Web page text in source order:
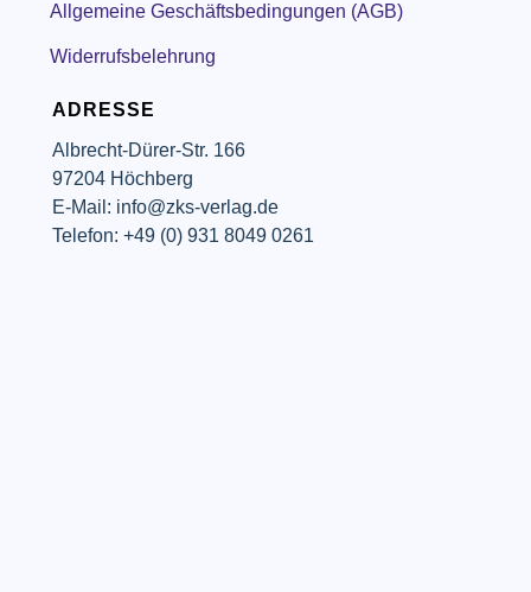
ADRESSE
Albrecht-Dürer-Str. 166
97204 Höchberg
E-Mail: info@zks-verlag.de
Telefon: +49 (0) 931 8049 0261
Allgemeine Geschäftsbedingungen (AGB)
Widerrufsbelehrung